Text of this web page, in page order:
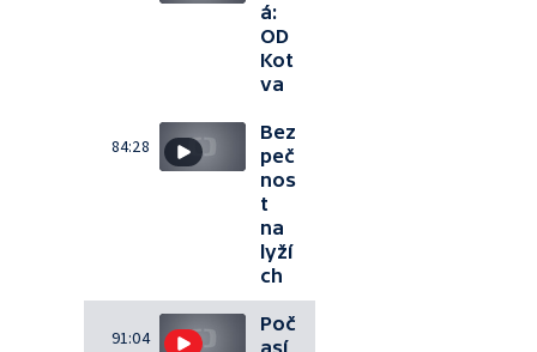
á:
OD
Kot
va
84:28
Bez
peč
nos
t
na
lyží
ch
91:04
Poč
así